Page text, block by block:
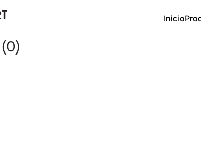
Inicio
(0)